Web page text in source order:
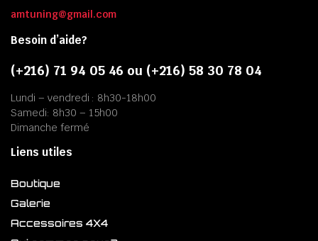
amtuning@gmail.com
Besoin d’aide?
(+216) 71 94 05 46 ou (+216) 58 30 78 04
Lundi – vendredi : 8h30-18h00
Samedi: 8h30 – 15h00
Dimanche fermé
Liens utiles
Boutique
Galerie
Accessoires 4X4